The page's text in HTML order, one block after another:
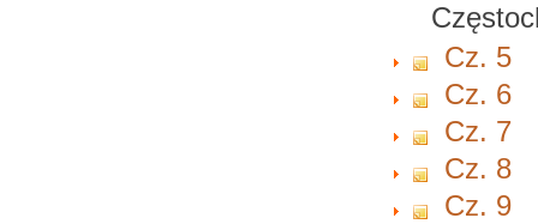
Cz. 5
Cz. 6
Cz. 7
Cz. 8
Cz. 9